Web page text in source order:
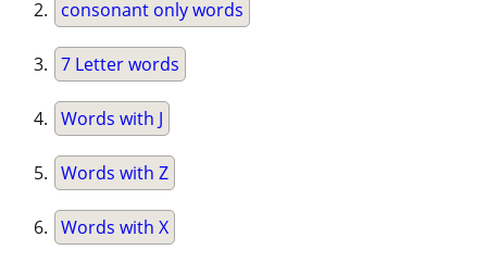
consonant only words
7 Letter words
Words with J
Words with Z
Words with X